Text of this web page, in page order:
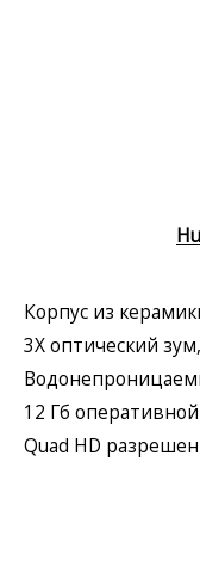
Корпус из
3X оптический
12 Гб
Quad HD